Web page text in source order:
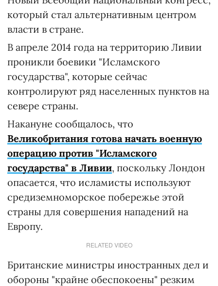
который стал альтернативным центром
власти в стране.
В апреле 2014 года на территорию Ливии
проникли боевики "Исламского
государства", которые сейчас
контролируют ряд населенных пунктов на
севере страны.
Накануне сообщалось, что
Великобритания готова начать военную
операцию против "Исламского
государства" в Ливии, поскольку Лондон
опасается, что исламисты используют
средиземноморское побережье этой
страны для совершения нападений на
Европу.
RELATED VIDEO
Британские министры иностранных дел и
обороны "крайне обеспокоены" резким